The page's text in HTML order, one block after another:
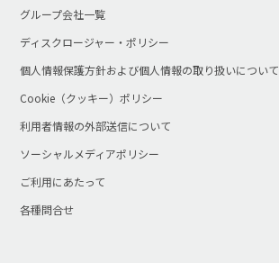
グループ会社一覧
ディスクロージャー・ポリシー
個人情報保護方針および個人情報の取り扱いについて
Cookie（クッキー）ポリシー
利用者情報の外部送信について
ソーシャルメディアポリシー
ご利用にあたって
各種問合せ